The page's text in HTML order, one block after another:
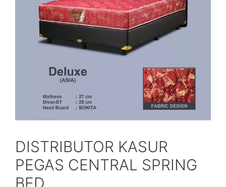
DISTRIBUTOR KASUR
PEGAS CENTRAL SPRING
BED